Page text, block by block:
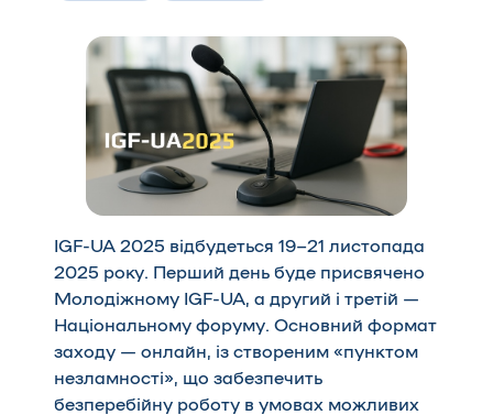
IGF-UA 2025 відбудеться 19–21 листопада
2025 року. Перший день буде присвячено
Молодіжному IGF-UA, а другий і третій —
Національному форуму. Основний формат
заходу — онлайн, із створеним «пунктом
незламності», що забезпечить
безперебійну роботу в умовах можливих